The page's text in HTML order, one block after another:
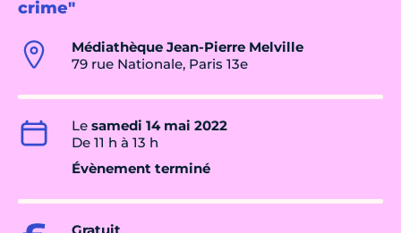
crime"
Médiathèque Jean-Pierre Melville
79 rue Nationale, Paris 13e
Le samedi 14 mai 2022
De 11 h à 13 h
Évènement terminé